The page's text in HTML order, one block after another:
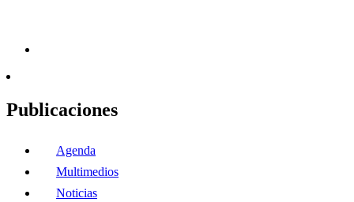
Publicaciones
Agenda
Multimedios
Noticias